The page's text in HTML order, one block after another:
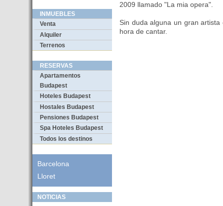
INMUEBLES
Venta
Alquiler
Terrenos
RESERVAS
Apartamentos
Budapest
Hoteles Budapest
Hostales Budapest
Pensiones Budapest
Spa Hoteles Budapest
Todos los destinos
Barcelona
Lloret
NOTICIAS
2009 llamado "La mia opera".
Sin duda alguna un gran
hora de cantar.